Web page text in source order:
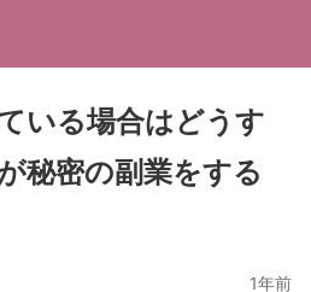
いる場合はどうす
秘密の副業をする
1年前